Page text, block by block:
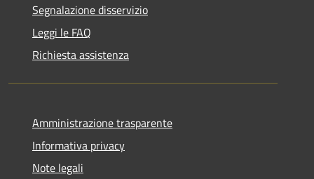
Segnalazione disservizio
Leggi le FAQ
Richiesta assistenza
Amministrazione trasparente
Informativa privacy
Note legali